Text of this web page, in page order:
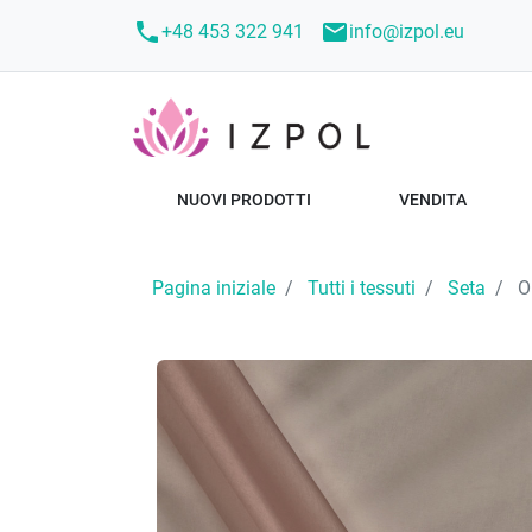
call+48 453 322 941 mailinfo@izpol.eu
NUOVI PRODOTTI VENDITA
Pagina iniziale Tutti i tessuti Seta